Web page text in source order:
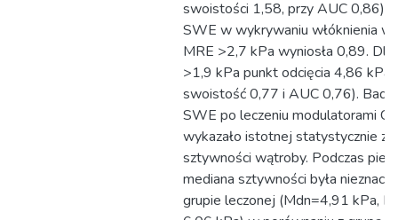
swoistości 1,58, przy AUC 0,86).
SWE w wykrywaniu włóknienia
MRE >2,7 kPa wyniosła 0,89.
>1,9 kPa punkt odcięcia 4,86 kPa
swoistość 0,77 i AUC 0,76).
SWE po leczeniu modulatorami
wykazało istotnej statystycznie
sztywności wątroby. Podczas
mediana sztywności była
grupie leczonej (Mdn=4,91 kPa,